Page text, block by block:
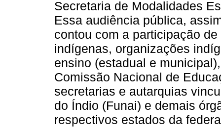
Secretaria de Modalidades
Essa audiência pública,
contou com a participação
indígenas, organizações
ensino (estadual e
Comissão Nacional de
secretarias e autarquias
do Índio (Funai) e demais
respectivos estados da